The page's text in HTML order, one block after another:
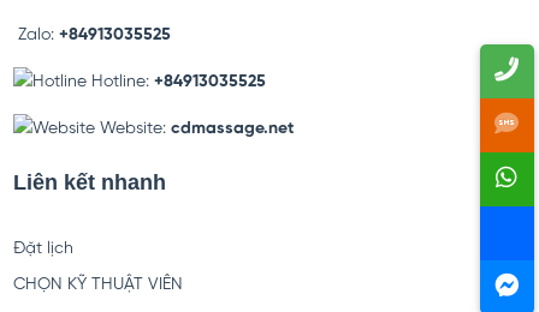
Zalo: +84913035525
Hotline: +84913035525
Website: cdmassage.net
Liên kết nhanh
Đặt lịch
CHỌN KỸ THUẬT VIÊN